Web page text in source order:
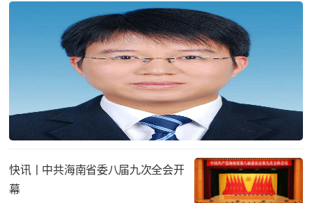
快讯丨中共海南省委八届九次全会开
幕